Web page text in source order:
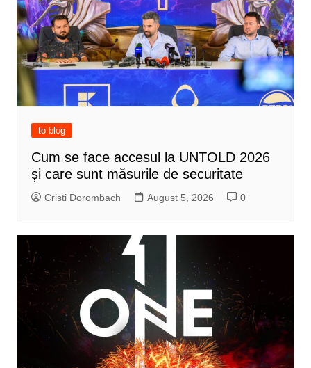
to blog
Cum se face accesul la UNTOLD 2026
și care sunt măsurile de securitate
Cristi Dorombach August 5, 2026 0